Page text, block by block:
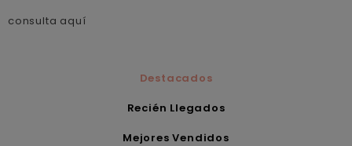
consulta aquí
Destacados
Recién Llegados
Mejores Vendidos